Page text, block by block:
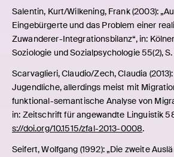
Salentin, Kurt/Wilkening, Frank (2003):
Eingebürgerte und das Problem einer
Zuwanderer-Integrationsbilanz“, in:
Soziologie und Sozialpsychologie 55(2),
Scarvaglieri, Claudio/Zech, Claudia
Jugendliche, allerdings meist mit
funktional-semantische Analyse von
in: Zeitschrift für angewandte Linguistik
s://doi.org/10.1515/zfal-2013-0008.
Seifert, Wolfgang (1992): „Die zweite